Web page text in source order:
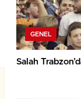
GENEL
Salah